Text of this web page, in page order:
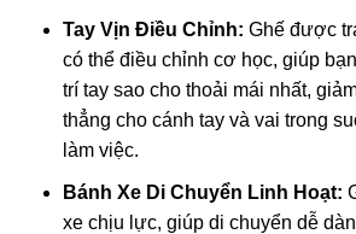
Tay Vịn Điều Chỉnh: Ghế được
có thể điều chỉnh cơ học, giúp
trí tay sao cho thoải mái nhất,
thẳng cho cánh tay và vai trong
làm việc.
Bánh Xe Di Chuyển Linh Hoạt:
xe chịu lực, giúp di chuyển dễ